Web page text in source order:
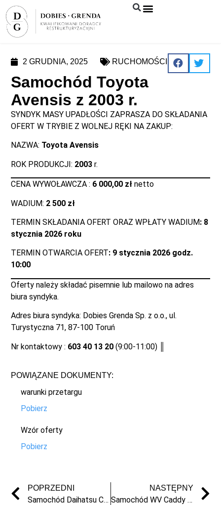
2 GRUDNIA, 2025 RUCHOMOŚCI
Samochód Toyota
Avensis z 2003 r.
SYNDYK MASY UPADŁOŚCI ZAPRASZA DO SKŁADANIA
OFERT W TRYBIE Z WOLNEJ RĘKI NA ZAKUP:
NAZWA: Toyota Avensis
ROK PRODUKCJI: 2003 r.
CENA WYWOŁAWCZA : 6 000,00 zł netto
WADIUM: 2 500 zł
TERMIN SKŁADANIA OFERT ORAZ WPŁATY WADIUM: 8
stycznia 2026 roku
TERMIN OTWARCIA OFERT: 9 stycznia 2026 godz.
10:00
Oferty należy składać pisemnie lub mailowo na adres
biura syndyka.
Adres biura syndyka: Dobies Grenda Sp. z o.o., ul.
Turystyczna 71, 87-100 Toruń
Nr kontaktowy : 603 40 13 20 (9:00-11:00) ║
POWIĄZANE DOKUMENTY:
warunki przetargu
Pobierz
Wzór oferty
Pobierz
POPRZEDNI
Samochód Daihatsu Cuore z 2003 r.
NASTĘPNY
Samochód WV Caddy z 2009 r.